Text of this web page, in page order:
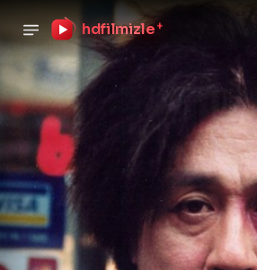
hdfilmizle +
🎁 6
HD Film izle — HD